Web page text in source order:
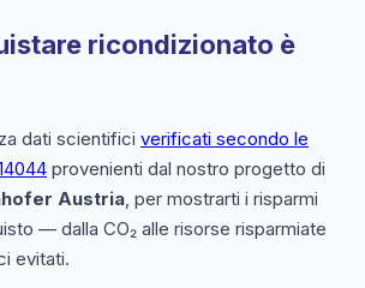
ricondizionato è
dati scientifici verificati secondo le
provenienti dal nostro progetto di
Austria, per mostrarti i risparmi
— dalla CO₂ alle risorse risparmiate
evitati.